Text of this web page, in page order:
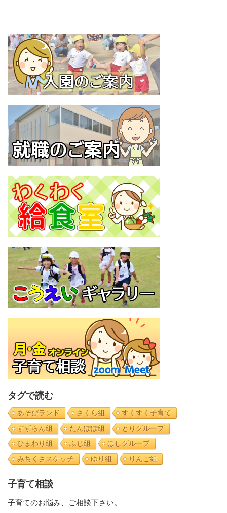
タグで読む
あそびランド さくら組
すくすく子育て
すずらん組
たんぽぽ組
とりグループ
ひまわり組
ふじ組
ほしグループ
みちくさスケッチ
ゆり組 りんご組
子育て相談
子育てのお悩み、ご相談下さい。